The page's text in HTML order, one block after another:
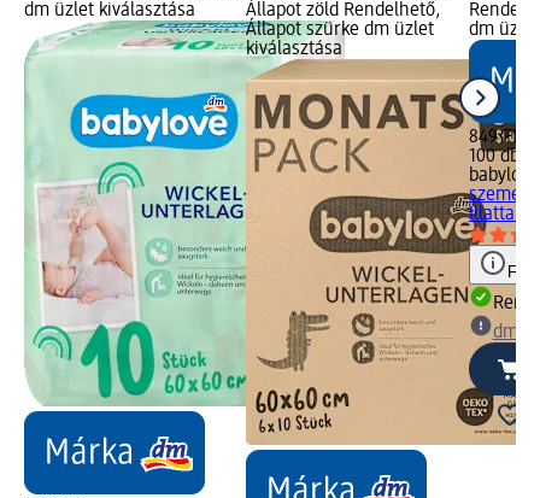
dm üzlet kiválasztása
Állapot zöld Rendelhető,
Állapot szürke dm üzlet
kiválasztása
dm
849 Ft
100 db
babylove
illattal,
dm